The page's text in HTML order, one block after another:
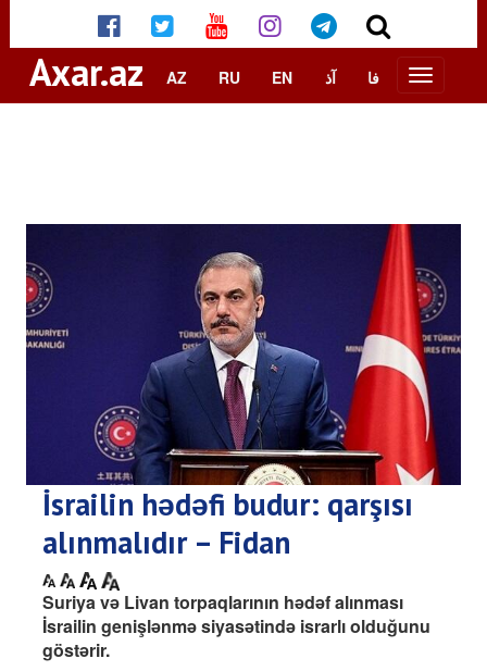
Axar.az AZ RU EN آذ فا
İsrailin hədəfi budur: qarşısı
alınmalıdır – Fidan
Suriya və Livan torpaqlarının hədəf alınması
İsrailin genişlənmə siyasətində israrlı olduğunu
göstərir.